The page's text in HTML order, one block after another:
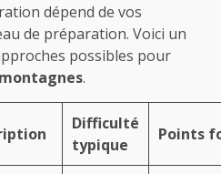
dépend de vos
de préparation. Voici un
possibles pour
.
Difficulté
typique
Points